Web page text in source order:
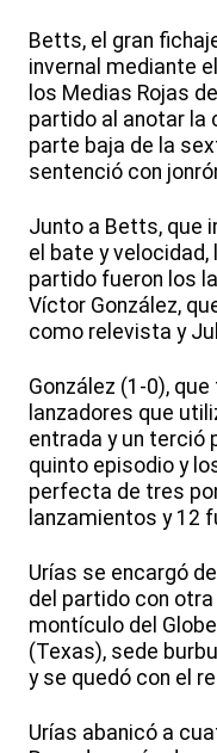
Betts, el gran
invernal mediante
los Medias Rojas
partido al anotar la
parte baja de la
sentenció con
Junto a Betts, que
el bate y
partido fueron los
Víctor González,
como relevista y
González (1-0),
lanzadores que
entrada y un terció
quinto episodio y
perfecta de tres
lanzamientos y 12
Urías se encargó
del partido con
montículo del
(Texas), sede
y se quedó con el
Urías abanicó a